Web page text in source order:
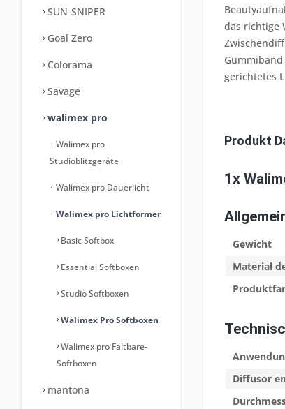
SUN-SNIPER
Goal Zero
Colorama
Savage
walimex pro
Walimex pro
Studioblitzgeräte
Walimex pro Dauerlicht
Walimex pro Lichtformer
Basic Softbox
Essential Softboxen
Studio Softboxen
Walimex Pro Softboxen
Walimex pro Faltbare-
Softboxen
mantona
das richtige
gerichtetes
Produkt
1x
Gewicht
Material
Diffusor